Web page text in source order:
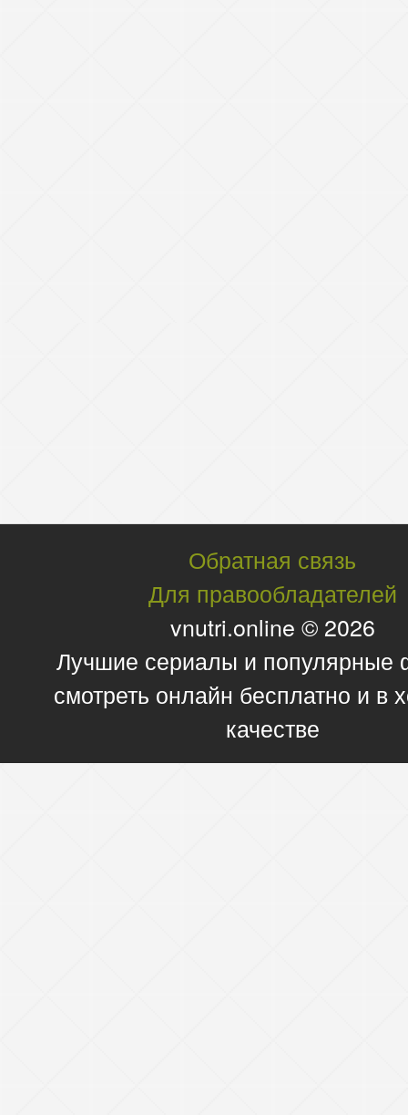
Обратная связь
Для правообладателей
vnutri.online © 2026
Лучшие сериалы и
смотреть онлайн бесплатно и в
качестве